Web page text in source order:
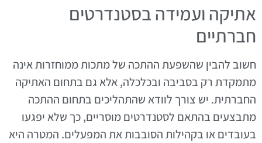
אתיקה ועמידה בסטנדרטים
חברתיים
חשוב להבין שהשפעת ההתכה של מתכות ממוחזרות אינה
מתמקדת רק בסביבה ובכלכלה, אלא גם בתחום האתיקה
החברתית. יש צורך לוודא שהתהליכים בתחום ההתכה
מתבצעים בהתאם לסטנדרטים מוסריים, כך שלא יפגעו
בעובדים או בקהילות הסובבות את המפעלים. המטרה היא